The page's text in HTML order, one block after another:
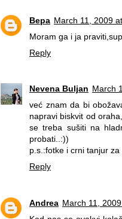
Вера March 11, 2009
Moram ga i ja
Reply
Nevena Buljan March
već znam da bi
napravi biskvit od
se treba sušiti na
probati..:))
p.s.:fotke i crni tanjur za
Reply
Andrea March 11,